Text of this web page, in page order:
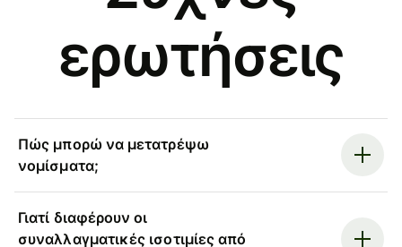
ερωτήσεις
Πώς μπορώ να μετατρέψω
νομίσματα;
Γιατί διαφέρουν οι
συναλλαγματικές ισοτιμίες από